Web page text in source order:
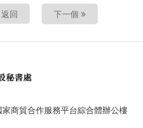
返回 下一個
商貿合作服務平台綜合體辦公樓